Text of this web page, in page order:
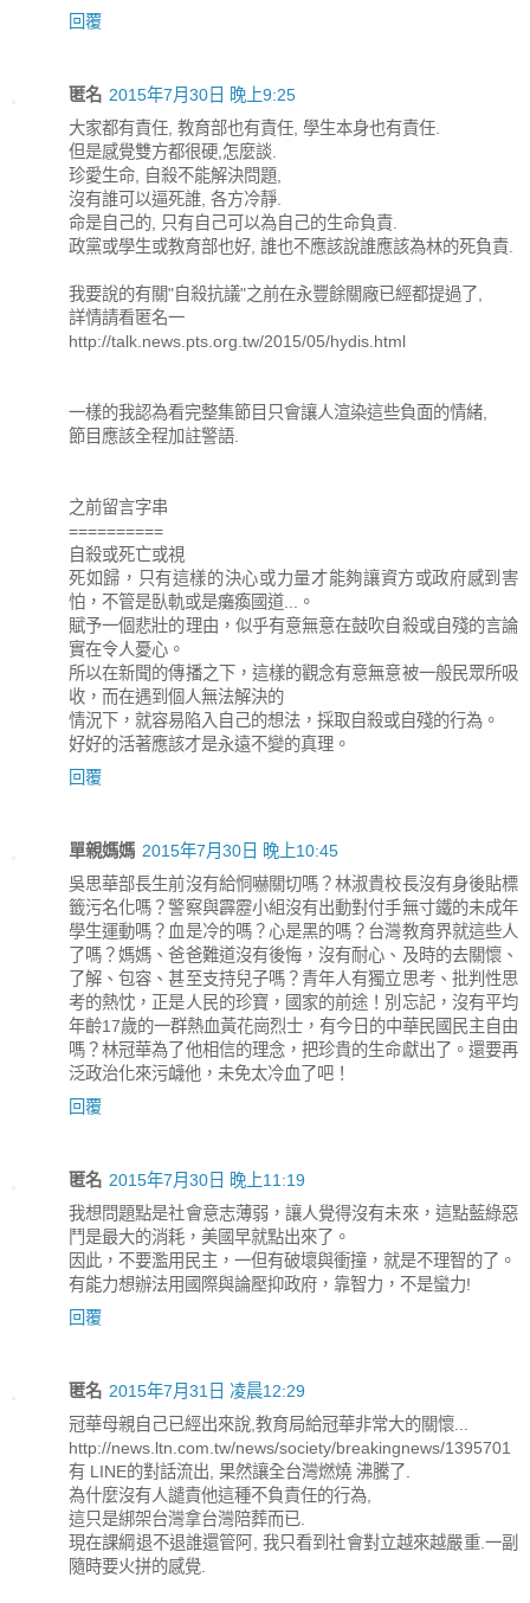
回覆
匿名 2015年7月30日 晚上9:25
大家都有責任, 教育部也有責任, 學生本身也有責任.
但是感覺雙方都很硬,怎麼談.
珍愛生命, 自殺不能解決問題,
沒有誰可以逼死誰, 各方冷靜.
命是自己的, 只有自己可以為自己的生命負責.
政黨或學生或教育部也好, 誰也不應該說誰應該為林的死負責.
我要說的有關"自殺抗議"之前在永豐餘關廠已經都提過了,
詳情請看匿名一
http://talk.news.pts.org.tw/2015/05/hydis.html
一樣的我認為看完整集節目只會讓人渲染這些負面的情緒,
節目應該全程加註警語.
之前留言字串
==========
自殺或死亡或視
死如歸，只有這樣的決心或力量才能夠讓資方或政府感到害
怕，不管是臥軌或是癱瘓國道...。
賦予一個悲壯的理由，似乎有意無意在鼓吹自殺或自殘的言論
實在令人憂心。
所以在新聞的傳播之下，這樣的觀念有意無意被一般民眾所吸
收，而在遇到個人無法解決的
情況下，就容易陷入自己的想法，採取自殺或自殘的行為。
好好的活著應該才是永遠不變的真理。
回覆
單親媽媽 2015年7月30日 晚上10:45
吳思華部長生前沒有給恫嚇關切嗎？林淑貴校長沒有身後貼標
籤污名化嗎？警察與霹靂小組沒有出動對付手無寸鐵的未成年
學生運動嗎？血是冷的嗎？心是黑的嗎？台灣教育界就這些人
了嗎？媽媽、爸爸難道沒有後悔，沒有耐心、及時的去關懷、
了解、包容、甚至支持兒子嗎？青年人有獨立思考、批判性思
考的熱忱，正是人民的珍寶，國家的前途！別忘記，沒有平均
年齡17歲的一群熱血黃花崗烈士，有今日的中華民國民主自由
嗎？林冠華為了他相信的理念，把珍貴的生命獻出了。還要再
泛政治化來污衊他，未免太冷血了吧！
回覆
匿名 2015年7月30日 晚上11:19
我想問題點是社會意志薄弱，讓人覺得沒有未來，這點藍綠惡
鬥是最大的消耗，美國早就點出來了。
因此，不要濫用民主，一但有破壞與衝撞，就是不理智的了。
有能力想辦法用國際與論壓抑政府，靠智力，不是蠻力!
回覆
匿名 2015年7月31日 凌晨12:29
冠華母親自己已經出來說,教育局給冠華非常大的關懷...
http://news.ltn.com.tw/news/society/breakingnews/1395701
有 LINE的對話流出, 果然讓全台灣燃燒 沸騰了.
為什麼沒有人譴責他這種不負責任的行為,
這只是綁架台灣拿台灣陪葬而已.
現在課綱退不退誰還管阿, 我只看到社會對立越來越嚴重.一副
隨時要火拼的感覺.